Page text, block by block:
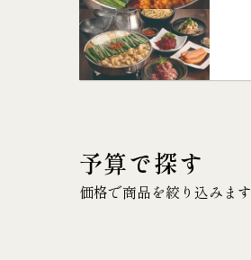
予算で探す
価格で商品を絞り込みます